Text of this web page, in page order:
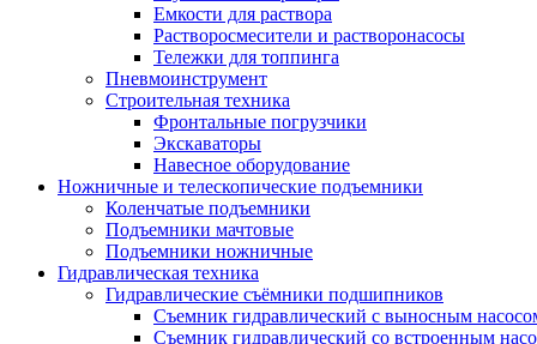
Емкости для раствора
Растворосмесители и растворонасосы
Тележки для топпинга
Пневмоинструмент
Строительная техника
Фронтальные погрузчики
Экскаваторы
Навесное оборудование
Ножничные и телескопические подъемники
Коленчатые подъемники
Подъемники мачтовые
Подъемники ножничные
Гидравлическая техника
Гидравлические съёмники подшипников
Съемник гидравлический с выносным
Съемник гидравлический со встроенным